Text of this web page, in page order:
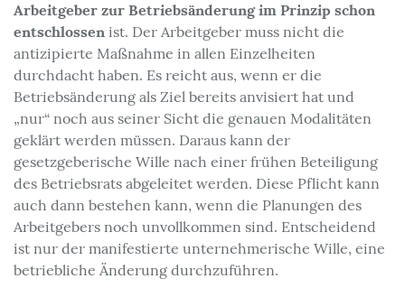
Arbeitgeber zur Betriebsänderung im Prinzip schon
entschlossen ist. Der Arbeitgeber muss nicht die
antizipierte Maßnahme in allen Einzelheiten
durchdacht haben. Es reicht aus, wenn er die
Betriebsänderung als Ziel bereits anvisiert hat und
„nur“ noch aus seiner Sicht die genauen Modalitäten
geklärt werden müssen. Daraus kann der
gesetzgeberische Wille nach einer frühen Beteiligung
des Betriebsrats abgeleitet werden. Diese Pflicht kann
auch dann bestehen kann, wenn die Planungen des
Arbeitgebers noch unvollkommen sind. Entscheidend
ist nur der manifestierte unternehmerische Wille, eine
betriebliche Änderung durchzuführen.